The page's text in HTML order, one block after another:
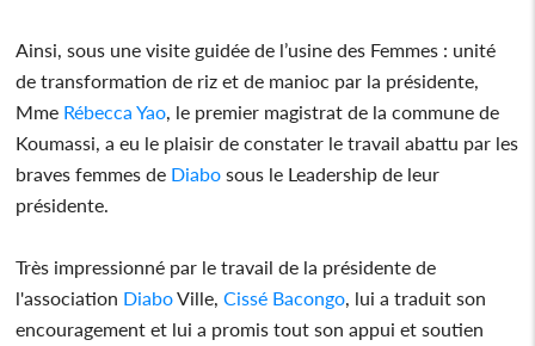
Ainsi, sous une visite guidée de l’usine des Femmes : unité
de transformation de riz et de manioc par la présidente,
Mme Rébecca Yao, le premier magistrat de la commune de
Koumassi, a eu le plaisir de constater le travail abattu par les
braves femmes de Diabo sous le Leadership de leur
présidente.
Très impressionné par le travail de la présidente de
l'association DiaboVille, Cissé Bacongo, lui a traduit son
encouragement et lui a promis tout son appui et soutien